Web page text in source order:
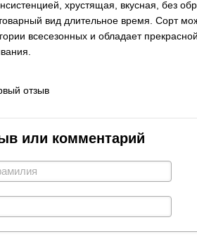
хрустящая, вкусная, без
вид длительное время. Сорт
всесезонных и обладает
отзыв
или комментарий